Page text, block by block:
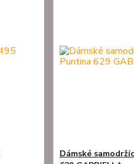
Dámské